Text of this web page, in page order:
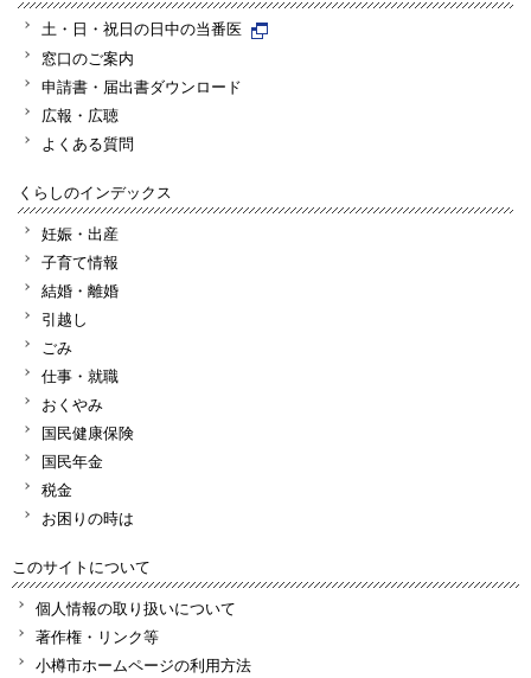
土・日・祝日の日中の当番医
窓口のご案内
申請書・届出書ダウンロード
広報・広聴
よくある質問
くらしのインデックス
妊娠・出産
子育て情報
結婚・離婚
引越し
ごみ
仕事・就職
おくやみ
国民健康保険
国民年金
税金
お困りの時は
このサイトについて
個人情報の取り扱いについて
著作権・リンク等
小樽市ホームページの利用方法